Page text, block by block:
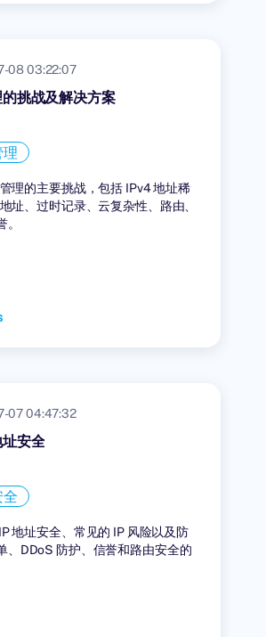
08 03:22:07
挑战及解决方案
理
理的主要挑战，包括 IPv4 地址稀
址、过时记录、云复杂性、路由、
07 04:47:32
安全
全
地址安全、常见的 IP 风险以及防
、DDoS 防护、信誉和路由安全的